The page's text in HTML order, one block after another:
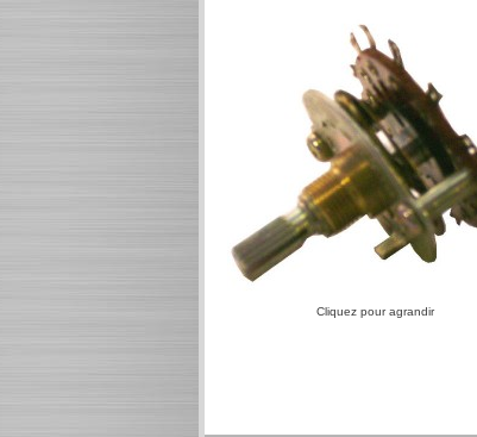
Cliquez pour agrandir